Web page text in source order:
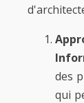
des
qui